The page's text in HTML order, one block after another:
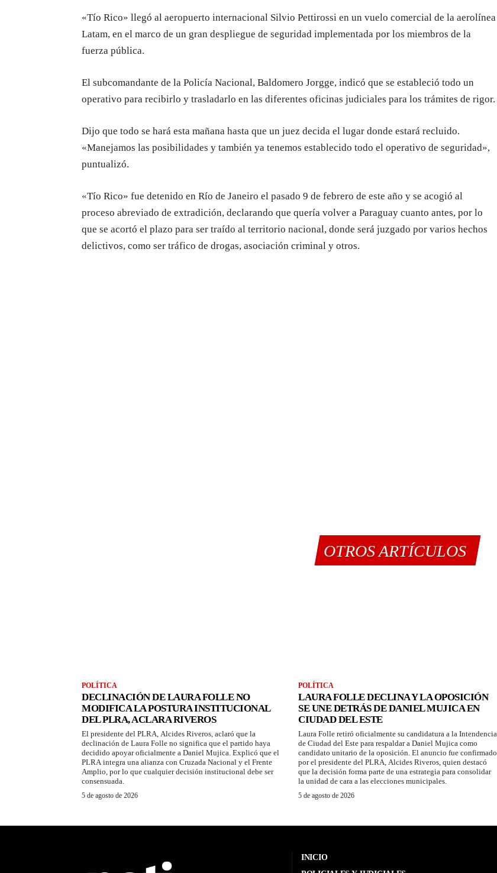
«Tío Rico» llegó al aeropuerto internacional Silvio Pettirossi en un vuelo comercial de la aerolínea
Latam, en el marco de un gran despliegue de seguridad implementada por los miembros de la
fuerza pública.
El subcomandante de la Policía Nacional, Baldomero Jorgge, indicó que se estableció todo un
operativo para recibirlo y trasladarlo en las diferentes oficinas judiciales para los trámites de rigor.
Dijo que todo se hará esta mañana hasta que un juez decida el lugar donde estará recluido.
«Manejamos las posibilidades y también ya tenemos establecido todo el operativo de seguridad»,
puntualizó.
«Tío Rico» fue detenido en Río de Janeiro el pasado 9 de febrero de este año y se acogió al
proceso abreviado de extradición, declarando que quería volver a Paraguay cuanto antes, por lo
que se acortó el plazo para ser traído al territorio nacional, donde será juzgado por varios hechos
delictivos, como ser tráfico de drogas, asociación criminal y otros.
OTROS ARTÍCULOS
POLÍTICA
DECLINACIÓN DE LAURA FOLLE NO
MODIFICA LA POSTURA INSTITUCIONAL
DEL PLRA, ACLARA RIVEROS
El presidente del PLRA, Alcides Riveros, aclaró que la
declinación de Laura Folle no significa que el partido haya
decidido apoyar oficialmente a Daniel Mujica. Explicó que el
PLRA integra una alianza con Cruzada Nacional y el Frente
Amplio, por lo que cualquier decisión institucional debe ser
consensuada.
5 de agosto de 2026
POLÍTICA
LAURA FOLLE DECLINA Y LA OPOSICIÓN
SE UNE DETRÁS DE DANIEL MUJICA EN
CIUDAD DEL ESTE
Laura Folle retiró oficialmente su candidatura a la Intendencia
de Ciudad del Este para respaldar a Daniel Mujica como
candidato unitario de la oposición. El anuncio fue confirmado
por el presidente del PLRA, Alcides Riveros, quien destacó
que la decisión forma parte de una estrategia para consolidar
la unidad de cara a las elecciones municipales.
5 de agosto de 2026
INICIO